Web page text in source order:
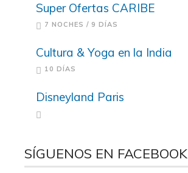
Super Ofertas CARIBE
7 NOCHES / 9 DÍAS
Cultura & Yoga en la India
10 DÍAS
Disneyland Paris
SÍGUENOS EN FACEBOOK